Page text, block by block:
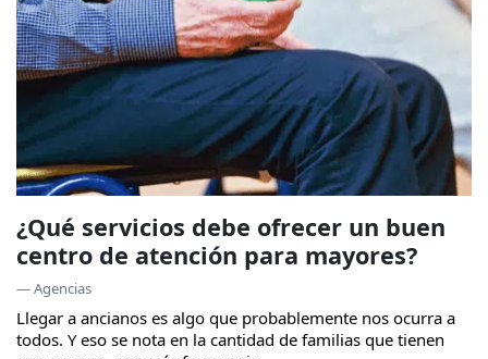
¿Qué servicios debe ofrecer un buen
centro de atención para mayores?
— Agencias
Llegar a ancianos es algo que probablemente nos ocurra a
todos. Y eso se nota en la cantidad de familias que tienen